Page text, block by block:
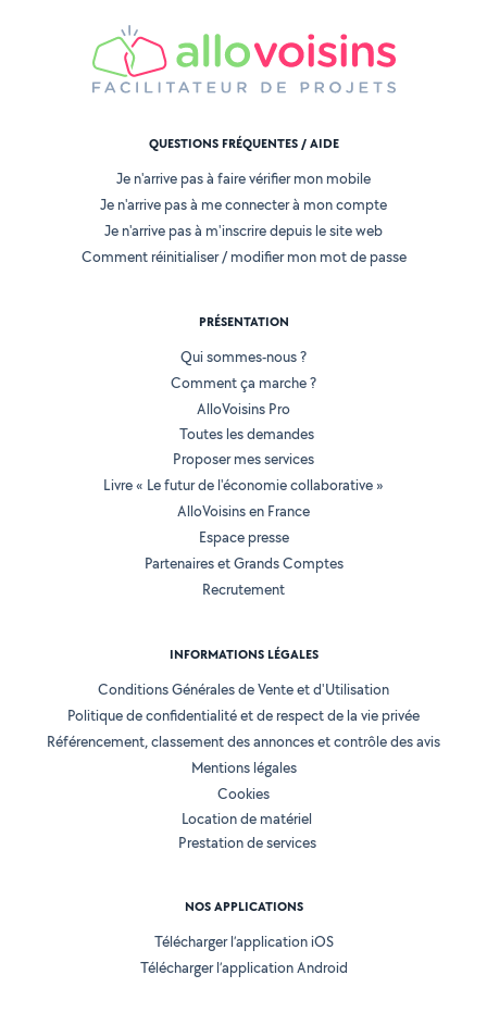
QUESTIONS FRÉQUENTES / AIDE
Je n'arrive pas à faire vérifier mon mobile
Je n'arrive pas à me connecter à mon compte
Je n'arrive pas à m'inscrire depuis le site web
Comment réinitialiser / modifier mon mot de passe
PRÉSENTATION
Qui sommes-nous ?
Comment ça marche ?
AlloVoisins Pro
Toutes les demandes
Proposer mes services
Livre « Le futur de l'économie collaborative »
AlloVoisins en France
Espace presse
Partenaires et Grands Comptes
Recrutement
INFORMATIONS LÉGALES
Conditions Générales de Vente et d'Utilisation
Politique de confidentialité et de respect de la vie privée
Référencement, classement des annonces et contrôle des avis
Mentions légales
Cookies
Location de matériel
Prestation de services
NOS APPLICATIONS
Télécharger l’application iOS
Télécharger l’application Android